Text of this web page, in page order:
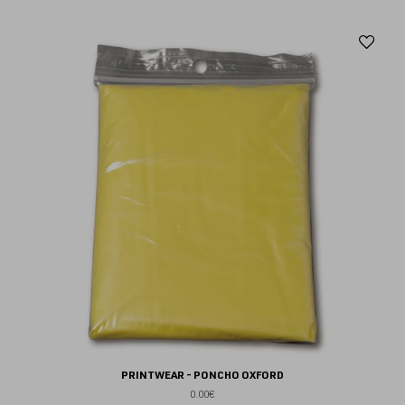
PRINTWEAR - PONCHO OXFORD
0.00€